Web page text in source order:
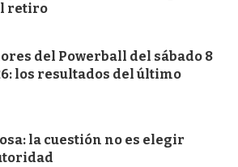
retiro
del Powerball del sábado 8
los resultados del último
la cuestión no es elegir